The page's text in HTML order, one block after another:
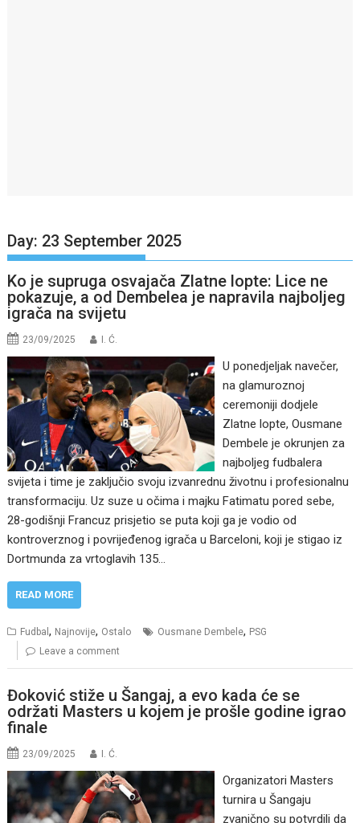
Day: 23 September 2025
Ko je supruga osvajača Zlatne lopte: Lice ne
pokazuje, a od Dembelea je napravila najboljeg
igrača na svijetu
23/09/2025 I. Ć.
U ponedjeljak navečer,
na glamuroznoj
ceremoniji dodjele
Zlatne lopte, Ousmane
Dembele je okrunjen za
najboljeg fudbalera
svijeta i time je zaključio svoju izvanrednu životnu i profesionalnu
transformaciju. Uz suze u očima i majku Fatimatu pored sebe,
28-godišnji Francuz prisjetio se puta koji ga je vodio od
kontroverznog i povrijeđenog igrača u Barceloni, koji je stigao iz
Dortmunda za vrtoglavih 135…
READ MORE
Fudbal, Najnovije, Ostalo Ousmane Dembele, PSG
Leave a comment
Đoković stiže u Šangaj, a evo kada će se
održati Masters u kojem je prošle godine igrao
finale
23/09/2025 I. Ć.
Organizatori Masters
turnira u Šangaju
zvanično su potvrdili da